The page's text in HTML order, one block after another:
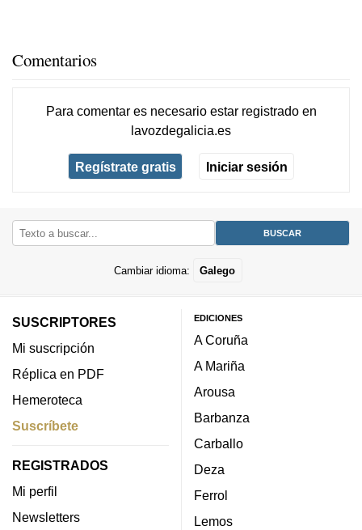
Comentarios
Para comentar es necesario estar registradoen
lavozdegalicia.es
Regístrate gratis Iniciar sesión
Cambiar idioma: Galego
SUSCRIPTORES
Mi suscripción
Réplica en PDF
Hemeroteca
Suscríbete
REGISTRADOS
Mi perfil
Newsletters
EDICIONES
A Coruña
A Mariña
Arousa
Barbanza
Carballo
Deza
Ferrol
Lemos